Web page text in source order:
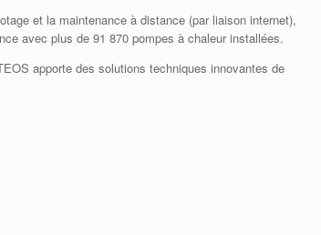
et la maintenance à distance (par liaison internet),
avec plus de 91 870 pompes à chaleur installées.
apporte des solutions techniques innovantes de